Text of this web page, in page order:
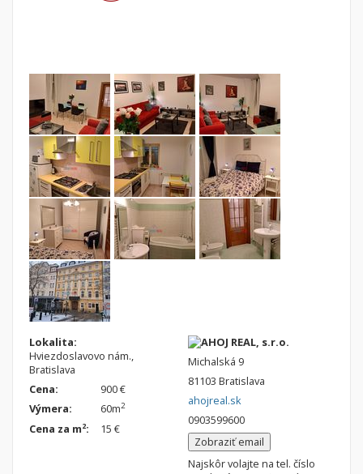
Poľnohospodárske pozemky
Záhrada
Iný poľnohospodársky pozemok
Nebytové priestory
Administratívne, obchodné
Skladové, výrobné
Rekreačné, reštauračné
Filtre
Súkromná inzercia
Ponuka RK
Len s fotkou
Uložiť vyhľadávanie | alternate_emailZasielať na email
Zatvoriť vyhľadávanie
Lokalita:
Hviezdoslavovo nám.,
Bratislava
Cena:
900 €
Výmera:
60m2
Cena za m2: 15 €
AHOJ REAL, s.r.o.
Michalská 9
81103 Bratislava
ahojreal.sk
0903599600
Zobraziť email
Najskôr volajte na tel. číslo